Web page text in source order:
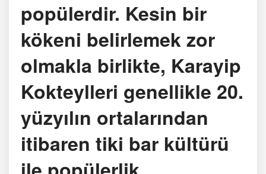
popülerdir. Kesin bir
kökeni belirlemek zor
olmakla birlikte, Karayip
Kokteylleri genellikle 20.
yüzyılın ortalarından
itibaren tiki bar kültürü